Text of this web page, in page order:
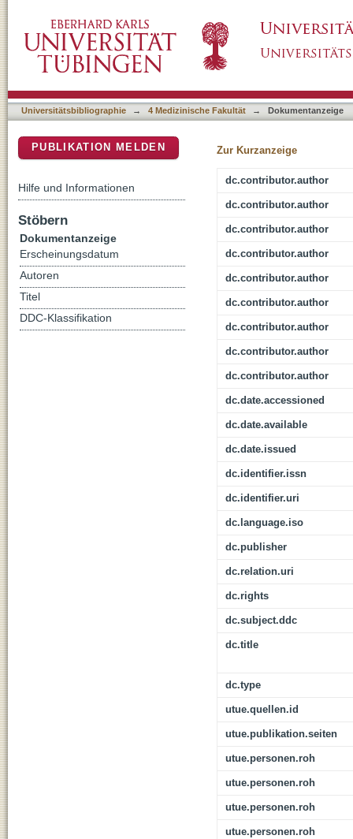
platelets
Universitätsbibliographie → 4 Medizinische Fakultät → Dokumentanzeige
Zur Kurzanzeige
dc.contributor.author
dc.contributor.author
dc.contributor.author
dc.contributor.author
dc.contributor.author
dc.contributor.author
dc.contributor.author
dc.contributor.author
dc.contributor.author
dc.date.accessioned
dc.date.available
dc.date.issued
dc.identifier.issn
dc.identifier.uri
dc.language.iso
dc.publisher
dc.relation.uri
dc.rights
dc.subject.ddc
dc.title
dc.type
utue.quellen.id
utue.publikation.seiten
utue.personen.roh
utue.personen.roh
utue.personen.roh
utue.personen.roh
PUBLIKATION MELDEN
Hilfe und Informationen
Stöbern
Dokumentanzeige
Erscheinungsdatum
Autoren
Titel
DDC-Klassifikation